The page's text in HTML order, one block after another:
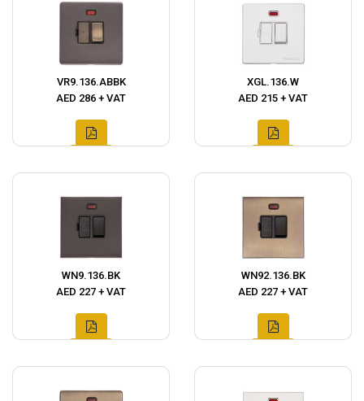
VR9.136.ABBK
AED 286 + VAT
XGL.136.W
AED 215 + VAT
WN9.136.BK
AED 227 + VAT
WN92.136.BK
AED 227 + VAT